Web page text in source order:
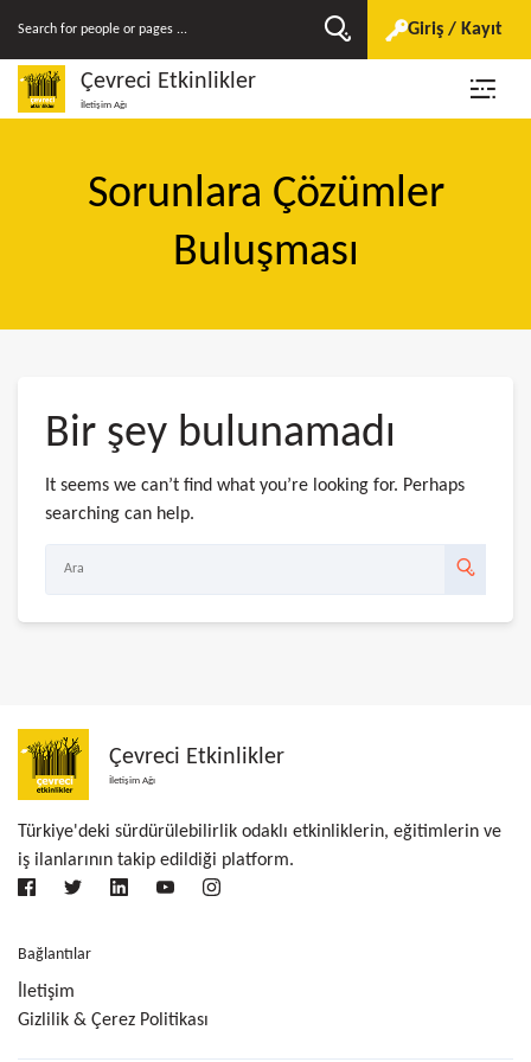
Giriş / Kayıt
Çevreci Etkinlikler
İletişim Ağı
Sorunlara Çözümler
Buluşması
Bir şey bulunamadı
It seems we can’t find what you’re looking for. Perhaps
searching can help.
Çevreci Etkinlikler
İletişim Ağı
Türkiye'deki sürdürülebilirlik odaklı etkinliklerin, eğitimlerin ve
iş ilanlarının takip edildiği platform.
Bağlantılar
İletişim
Gizlilik & Çerez Politikası